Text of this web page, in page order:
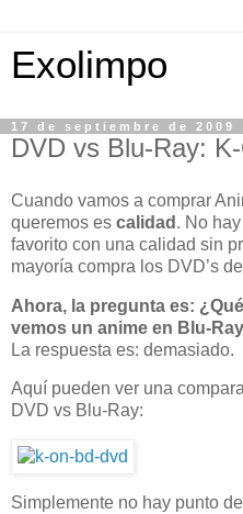
Exolimpo
17 de septiembre de 2009
DVD vs Blu-Ray:
Cuando vamos a comprar
queremos es calidad . No
favorito con una calidad sin
mayoría compra los DVD’s
Ahora, la pregunta es:
vemos un anime en Blu-
La respuesta es: demasiado.
Aquí pueden ver una
DVD vs Blu-Ray:
Simplemente no hay punto